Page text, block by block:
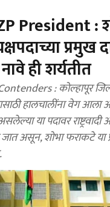
President :
प्रमुख
ही शर्यतीत
: कोल्हापूर
हालचालींना वेग आला
या पदावर
जात असून, शोभा फराकटे या